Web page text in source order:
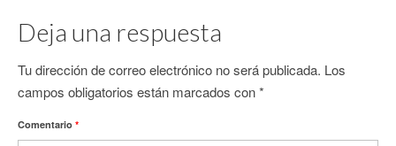
Deja una respuesta
Tu dirección de correo electrónico no será publicada. Los
campos obligatorios están marcados con*
Comentario *